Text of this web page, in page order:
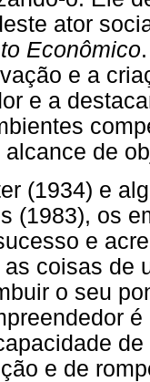
ator
Econômico
e a
e a
alcance de
(1934) e
(1983), os
e
coisas de
o seu
e de